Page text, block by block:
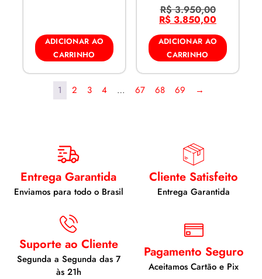
ADICIONAR AO
CARRINHO
R$3.950,00
R$ 3.850,00
ADICIONAR AO
CARRINHO
1 2 3 4 … 67 68 69 →
Entrega Garantida
Enviamos para todo o Brasil
Cliente Satisfeito
Entrega Garantida
Suporte ao Cliente
Segunda a Segunda das 7
às 21h
Pagamento Seguro
Aceitamos Cartão e Pix